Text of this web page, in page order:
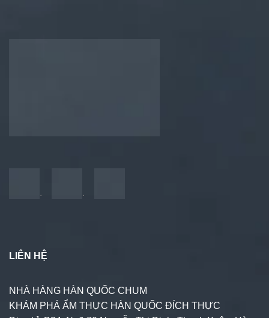
. .
LIÊN HỆ
NHÀ HÀNG HÀN QUỐC CHUM
KHÁM PHÁ ẨM THỰC HÀN QUỐC ĐÍCH THỰC